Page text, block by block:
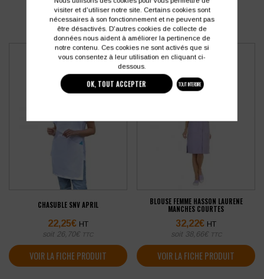
CHASUBLE SNV APRIL
22,25€ HT
soit 26,70€ TTC
VOIR LA FICHE PRODUIT
BLOUSE FEMME HASSON LAURENE
MANCHES COURTES
32,22€ HT
soit 38,66€ TTC
VOIR LA FICHE PRODUIT
visiter et d'utiliser notre site. Certains cookies sont
nécessaires à son fonctionnement et ne peuvent pas
être désactivés. D'autres cookies de collecte de
données nous aident à améliorer la pertinence de
notre contenu. Ces cookies ne sont activés que si
vous consentez à leur utilisation en cliquant ci-
dessous.
OK, TOUT ACCEPTER TOUT INTERDIRE